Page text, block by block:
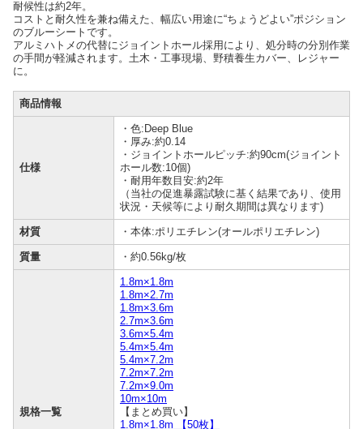
耐候性は約2年。
コストと耐久性を兼ね備えた、幅広い用途に“ちょうどよい”ポジション
のブルーシートです。
アルミハトメの代替にジョイントホール採用により、処分時の分別作業
の手間が軽減されます。土木・工事現場、野積養生カバー、レジャー
に。
商品情報
仕様
・色:Deep Blue
・厚み:約0.14
・ジョイントホールピッチ:約90cm(ジョイント
ホール数:10個)
・耐用年数目安:約2年
（当社の促進暴露試験に基く結果であり、使用
状況・天候等により耐久期間は異なります)
材質 ・本体:ポリエチレン(オールポリエチレン)
質量 ・約0.56kg/枚
規格一覧
1.8m×1.8m
1.8m×2.7m
1.8m×3.6m
2.7m×3.6m
3.6m×5.4m
5.4m×5.4m
5.4m×7.2m
7.2m×7.2m
7.2m×9.0m
10m×10m
【まとめ買い】
1.8m×1.8m 【50枚】